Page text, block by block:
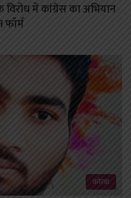
में कांग्रेस का अभियान
कोरबा